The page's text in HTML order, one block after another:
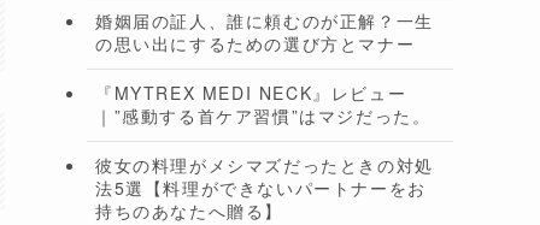
婚姻届の証人、誰に頼むのが正解？一生
の思い出にするための選び方とマナー
『MYTREX MEDI NECK』レビュー
｜”感動する首ケア習慣”はマジだった。
彼女の料理がメシマズだったときの対処
法5選【料理ができないパートナーをお
持ちのあなたへ贈る】